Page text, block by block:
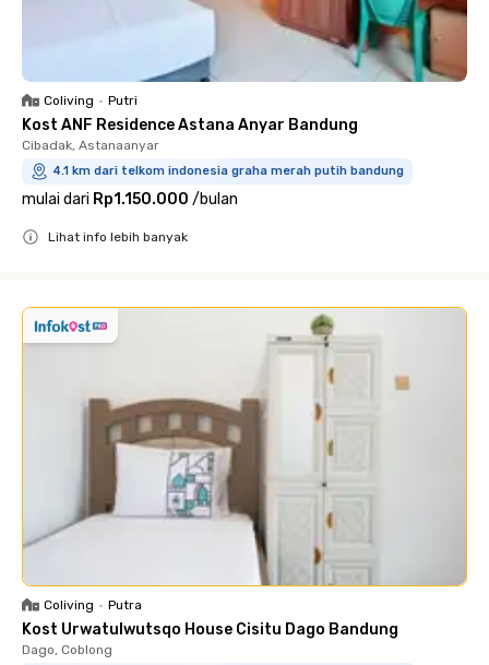
Coliving • Putri
Kost ANF Residence Astana Anyar Bandung
Cibadak, Astanaanyar
4.1 km dari telkom indonesia graha merah putih bandung
mulai dari Rp1.150.000 /bulan
Lihat info lebih banyak
Coliving • Putra
Kost Urwatulwutsqo House Cisitu Dago Bandung
Dago, Coblong